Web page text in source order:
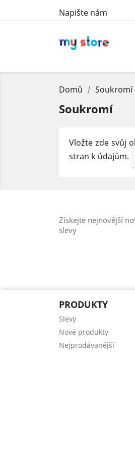
Napište nám
Domů Soukromí
Soukromí
Vložte zde svůj
stran k údajům.
Získejte nejnovější
slevy
PRODUKTY
Slevy
Nové produkty
Nejprodávanější